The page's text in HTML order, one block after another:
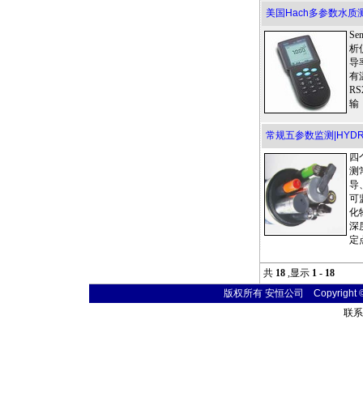
美国Hach多参数水质
析
导
有
输
常规五参数监测
四
测
导
可
化
深
定
共 18 ,显示 1 - 18
版权所有 安恒公司 Copyright
联